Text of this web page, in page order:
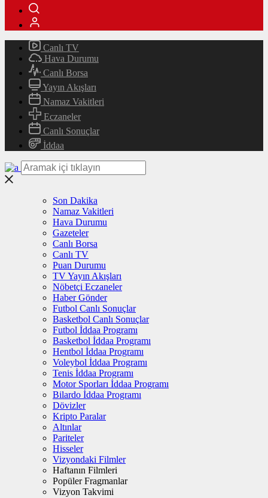
Canlı TV
Hava Durumu
Canlı Borsa
Yayın Akışları
Namaz Vakitleri
Eczaneler
Canlı Sonuçlar
İddaa
Son Dakika
Namaz Vakitleri
Hava Durumu
Gazeteler
Canlı Borsa
Canlı TV
Puan Durumu
TV Yayın Akışları
Nöbetçi Eczaneler
Haber Gönder
Futbol Canlı Sonuçlar
Basketbol Canlı Sonuçlar
Futbol İddaa Programı
Basketbol İddaa Programı
Hentbol İddaa Programı
Voleybol İddaa Programı
Tenis İddaa Programı
Motor Sporları İddaa Programı
Bilardo İddaa Programı
Dövizler
Kripto Paralar
Altınlar
Pariteler
Hisseler
Vizyondaki Filmler
Haftanın Filmleri
Popüler Fragmanlar
Vizyon Takvimi